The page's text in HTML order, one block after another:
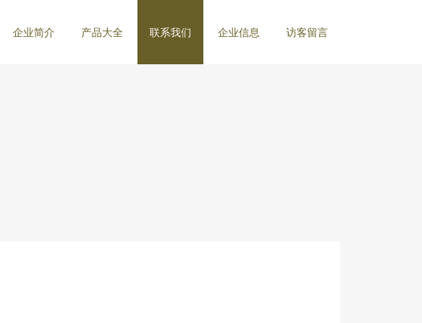
企业简介 产品大全 联系我们 企业信息 访客留言